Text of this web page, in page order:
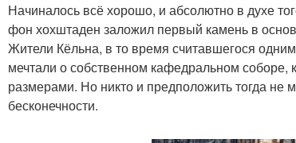
Начиналось всё хорошо, и абсолютно в духе
фон хохштаден заложил первый камень в
Жители Кёльна, в то время считавшегося
мечтали о собственном кафедральном соборе,
размерами. Но никто и предположить тогда не
бесконечности.